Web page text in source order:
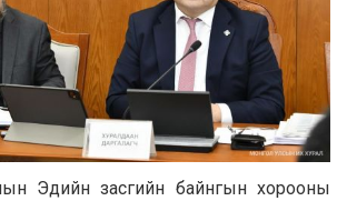
Эдийн засгийн байнгын хорооны